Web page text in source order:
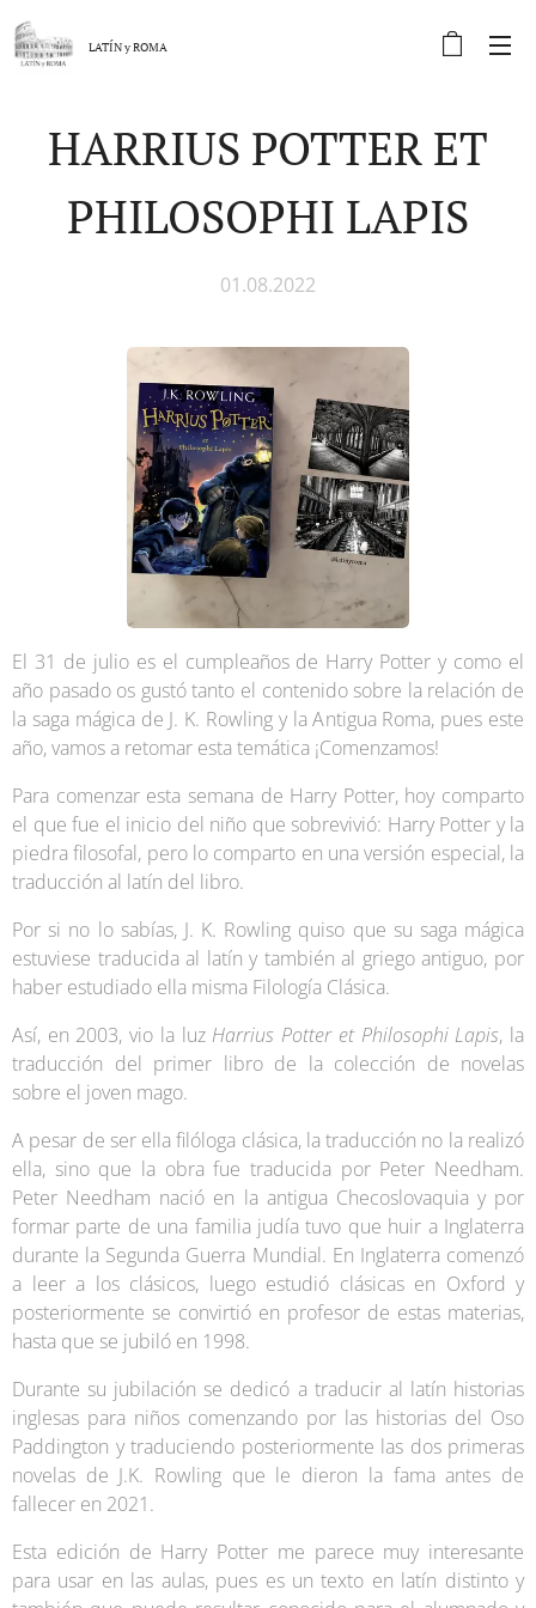
LATÍN yROMA
HARRIUS POTTER ET
PHILOSOPHI LAPIS
01.08.2022
El 31 de julio es el cumpleaños de Harry Potter y como el
año pasado os gustó tanto el contenido sobre la relación de
la saga mágica de J. K. Rowling y la Antigua Roma, pues este
año, vamos a retomar esta temática ¡Comenzamos!
Para comenzar esta semana de Harry Potter, hoy comparto
el que fue el inicio del niño que sobrevivió: Harry Potter y la
piedra filosofal, pero lo comparto en una versión especial, la
traducción al latín del libro.
Por si no lo sabías, J. K. Rowling quiso que su saga mágica
estuviese traducida al latín y también al griego antiguo, por
haber estudiado ella misma Filología Clásica.
Así, en 2003, vio la luz Harrius Potter et Philosophi Lapis, la
traducción del primer libro de la colección de novelas
sobre el joven mago.
A pesar de ser ella filóloga clásica, la traducción no la realizó
ella, sino que la obra fue traducida por Peter Needham.
Peter Needham nació en la antigua Checoslovaquia y por
formar parte de una familia judía tuvo que huir a Inglaterra
durante la Segunda Guerra Mundial. En Inglaterra comenzó
a leer a los clásicos, luego estudió clásicas en Oxford y
posteriormente se convirtió en profesor de estas materias,
hasta que se jubiló en 1998.
Durante su jubilación se dedicó a traducir al latín historias
inglesas para niños comenzando por las historias del Oso
Paddington y traduciendo posteriormente las dos primeras
novelas de J.K. Rowling que le dieron la fama antes de
fallecer en 2021.
Esta edición de Harry Potter me parece muy interesante
para usar en las aulas, pues es un texto en latín distinto y